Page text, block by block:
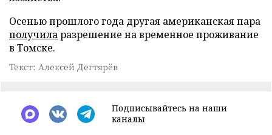
Осенью прошлого года другая американская пара
получиларазрешение на временное проживание
в Томске.
Текст: Алексей Дегтярёв
Подписывайтесь на наши
каналы